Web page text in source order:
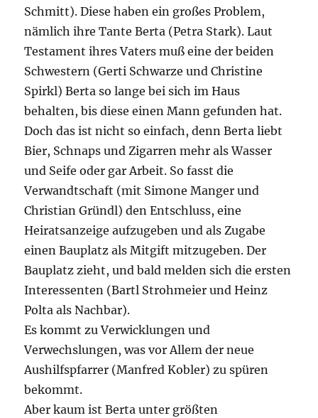
Schmitt). Diese haben ein großes Problem,
nämlich ihre Tante Berta (Petra Stark). Laut
Testament ihres Vaters muß eine der beiden
Schwestern (Gerti Schwarze und Christine
Spirkl) Berta so lange bei sich im Haus
behalten, bis diese einen Mann gefunden hat.
Doch das ist nicht so einfach, denn Berta liebt
Bier, Schnaps und Zigarren mehr als Wasser
und Seife oder gar Arbeit. So fasst die
Verwandtschaft (mit Simone Manger und
Christian Gründl) den Entschluss, eine
Heiratsanzeige aufzugeben und als Zugabe
einen Bauplatz als Mitgift mitzugeben. Der
Bauplatz zieht, und bald melden sich die ersten
Interessenten (Bartl Strohmeier und Heinz
Polta als Nachbar).
Es kommt zu Verwicklungen und
Verwechslungen, was vor Allem der neue
Aushilfspfarrer (Manfred Kobler) zu spüren
bekommt.
Aber kaum ist Berta unter größten